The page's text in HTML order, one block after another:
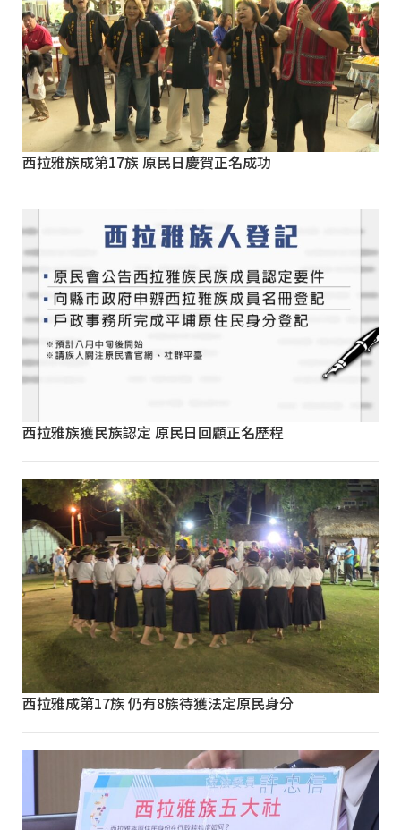
西拉雅族成第17族 原民日慶賀正名成功
西拉雅族獲民族認定 原民日回顧正名歷程
西拉雅成第17族 仍有8族待獲法定原民身分